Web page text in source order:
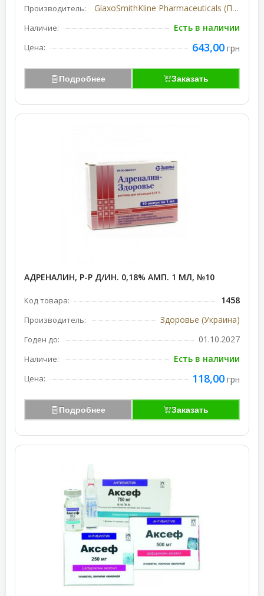
Производитель: GlaxoSmithKline Pharmaceuticals (Польша)
Наличие: Есть в наличии
Цена: 643,00 грн
Подробнее Заказать
АДРЕНАЛИН, Р-Р Д/ИН. 0,18% АМП. 1 МЛ, №10
Код товара: 1458
Производитель: Здоровье (Украина)
Годен до: 01.10.2027
Наличие: Есть в наличии
Цена: 118,00 грн
Подробнее Заказать